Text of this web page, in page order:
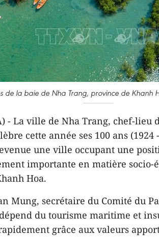
de la baie de Nha Trang, province de Khanh
- La ville de Nha Trang, chef-lieu
cette année ses 100 ans (1924
une ville occupant une
importante en matière socio-
Hoa.
Mung, secrétaire du Comité du
du tourisme maritime et
grâce aux valeurs